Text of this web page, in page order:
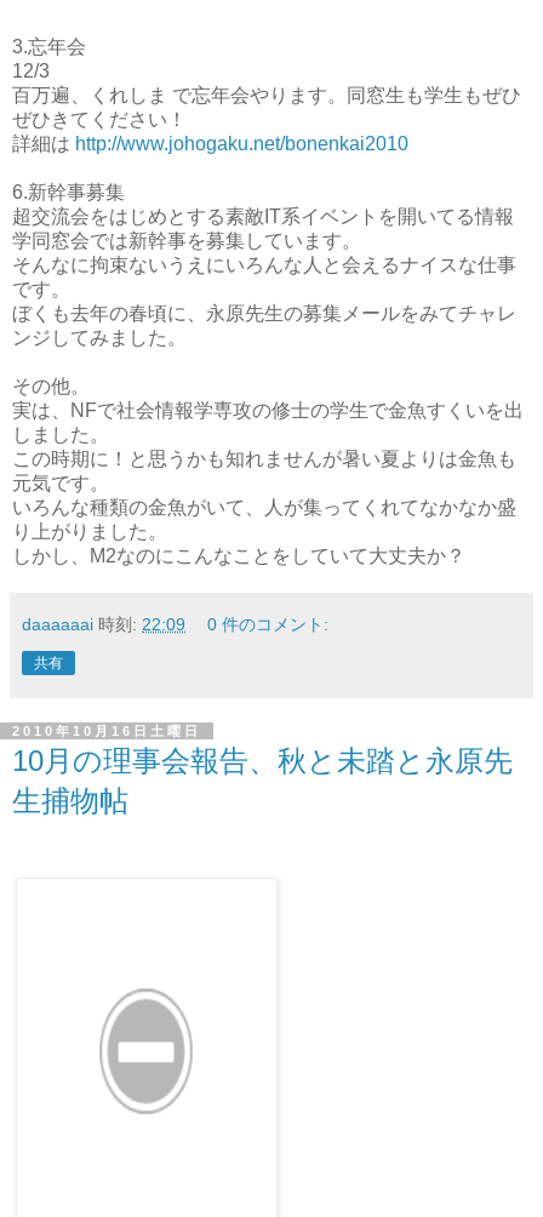
3.忘年会
12/3
百万遍、くれしま で忘年会やります。同窓生も学生もぜひ
ぜひきてください！
詳細は http://www.johogaku.net/bonenkai2010
6.新幹事募集
超交流会をはじめとする素敵IT系イベントを開いてる情報
学同窓会では新幹事を募集しています。
そんなに拘束ないうえにいろんな人と会えるナイスな仕事
です。
ぼくも去年の春頃に、永原先生の募集メールをみてチャレ
ンジしてみました。
その他。
実は、NFで社会情報学専攻の修士の学生で金魚すくいを出
しました。
この時期に！と思うかも知れませんが暑い夏よりは金魚も
元気です。
いろんな種類の金魚がいて、人が集ってくれてなかなか盛
り上がりました。
しかし、M2なのにこんなことをしていて大丈夫か？
daaaaaai 時刻: 22:09 0 件のコメント:
共有
2010年10月16日土曜日
10月の理事会報告、秋と未踏と永原先
生捕物帖